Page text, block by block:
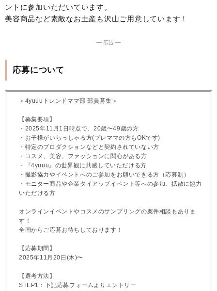
ントに参加いただいています。
美容商品など素敵なお土産も沢山ご用意しています！
― 広告 ―
応募について
＜4yuuuトレンドママ部 部員募集＞
【募集要項】
・2025年11月1日時点で、20歳〜49歳の方
・お子様がいらっしゃる方(プレママの方もOKです)
・特定のプロダクションなどと契約されていない方
・コスメ、美容、ファッションに関心がある方
・『4yuuu』の世界観に共感していただける方
・撮影協力やイベントへのご参加をお願いできる方（応募制）
・モニター商品や企業タイアップイベント等への参加、拡散に協力
いただける方
オンラインイベントやコスメのサンプリングの案件相談もありま
す！
全国からご応募お待ちしております！
【応募期間】
2025年11月20日(木)〜
【選考方法】
STEP1：下記応募フォームよりエントリー